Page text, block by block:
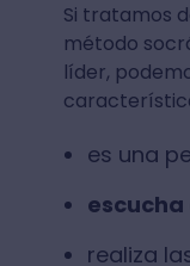
Si tratamos
método
líder,
es una
escucha
realiza